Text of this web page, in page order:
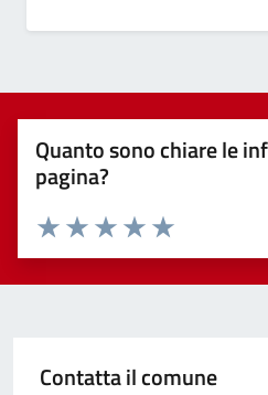
Quanto sono chiare le
pagina?
Valuta 5 stelle
Valuta 4 stelle su 5
Valuta 3 stelle su 5
Valuta 2 stelle su 5
Valuta 1 stelle su 5
Contatta il comune